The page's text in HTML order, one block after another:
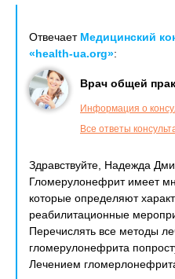
Отвечает Медицинский
«health-ua.org»:
Врач общей
Информация о
Все ответы
Здравствуйте, Надежда
Гломерулонефрит имеет
которые определяют
реабилитационные
Перечислять все методы
гломерулонефрита
Лечением